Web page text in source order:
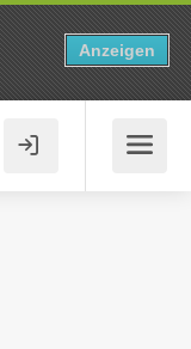
Anzeigen